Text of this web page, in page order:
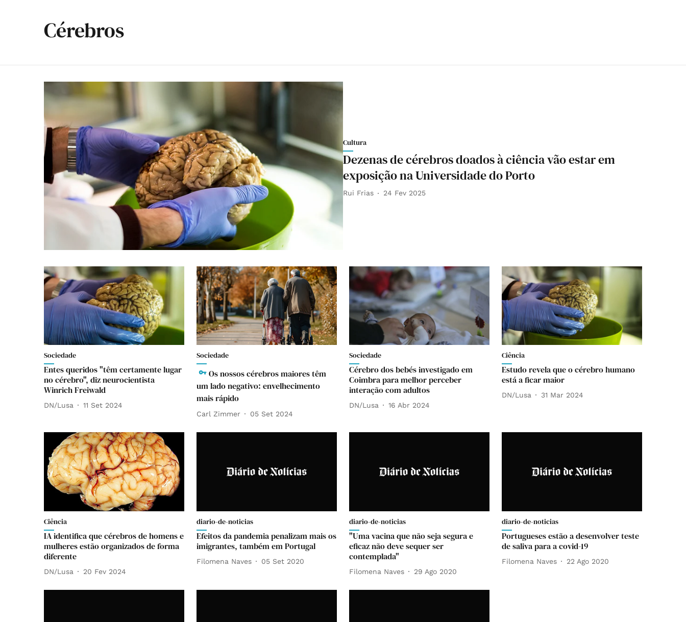
Cérebros
Cultura
Dezenas de cérebros doados à ciência vão estar em
exposição na Universidade do Porto
Rui Frias 24 Fev 2025
Sociedade
Entes queridos "têm certamente lugar
no cérebro", diz neurocientista
Winrich Freiwald
DN/Lusa 11 Set 2024
Sociedade
Os nossos cérebros maiores têm
um lado negativo: envelhecimento
mais rápido
Carl Zimmer 05 Set 2024
Sociedade
Cérebro dos bebés investigado em
Coimbra para melhor perceber
interação com adultos
DN/Lusa 16 Abr 2024
Ciência
Estudo revela que o cérebro humano
está a ficar maior
DN/Lusa 31 Mar 2024
Ciência
IA identifica que cérebros de homens e
mulheres estão organizados de forma
diferente
DN/Lusa 20 Fev 2024
diario-de-noticias
Efeitos da pandemia penalizam mais os
imigrantes, também em Portugal
Filomena Naves 05 Set 2020
diario-de-noticias
"Uma vacina que não seja segura e
eficaz não deve sequer ser
contemplada"
Filomena Naves 29 Ago 2020
diario-de-noticias
Portugueses estão a desenvolver teste
de saliva para a covid-19
Filomena Naves 22 Ago 2020